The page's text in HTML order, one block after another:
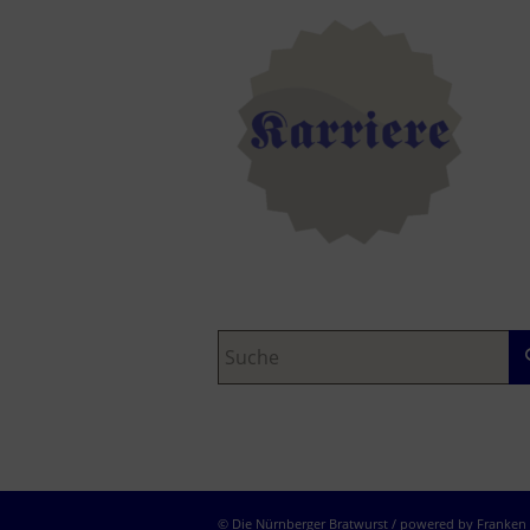
© Die Nürnberger Bratwurst / powered by Franken